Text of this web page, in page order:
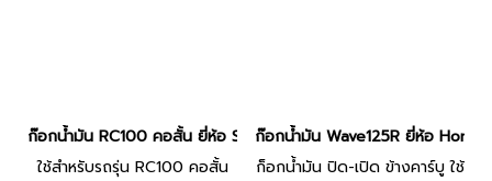
ก๊อกน้ำมัน RC100 คอสั้น ยี่ห้อ Sure
ใช้สำหรับรถรุ่น RC100 คอสั้น
ก๊อกน้ำมัน Wave125R ยี่ห้อ
ก็อกน้ำมัน ปิด-เปิด ข้างคาร์บู ใช้